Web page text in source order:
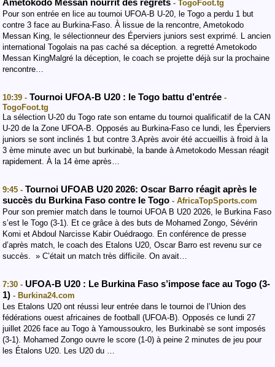
Ametokodo Messan nourrit des regrets - TogoFoot.tg
Pour son entrée en lice au tournoi UFOA-B U-20, le Togo a perdu 1 but
contre 3 face au Burkina-Faso. À lissue de la rencontre, Ametokodo
Messan King, le sélectionneur des Éperviers juniors sest exprimé. L ancien
international Togolais na pas caché sa déception. a regretté Ametokodo
Messan KingMalgré la déception, le coach se projette déjà sur la prochaine
rencontre…
10:39 - Tournoi UFOA-B U20 : le Togo battu d’entrée -
TogoFoot.tg
La sélection U-20 du Togo rate son entame du tournoi qualificatif de la CAN
U-20 de la Zone UFOA-B. Opposés au Burkina-Faso ce lundi, les Éperviers
juniors se sont inclinés 1 but contre 3.Après avoir été accueillis à froid à la
3 ème minute avec un but burkinabè, la bande à Ametokodo Messan réagit
rapidement. À la 14 ème après…
9:45 - Tournoi UFOAB U20 2026: Oscar Barro réagit après le
succès du Burkina Faso contre le Togo - AfricaTopSports.com
Pour son premier match dans le tournoi UFOA B U20 2026, le Burkina Faso
s’est le Togo (3-1). Et ce grâce à des buts de Mohamed Zongo, Sévérin
Komi et Abdoul Narcisse Kabir Ouédraogo. En conférence de presse
d’après match, le coach des Etalons U20, Oscar Barro est revenu sur ce
succès. » C’était un match très difficile. On avait…
7:30 - UFOA-B U20 : Le Burkina Faso s’impose face au Togo (3-
1) - Burkina24.com
Les Etalons U20 ont réussi leur entrée dans le tournoi de l’Union des
fédérations ouest africaines de football (UFOA-B). Opposés ce lundi 27
juillet 2026 face au Togo à Yamoussoukro, les Burkinabè se sont imposés
(3-1). Mohamed Zongo ouvre le score (1-0) à peine 2 minutes de jeu pour
les Étalons U20. Les U20 du …